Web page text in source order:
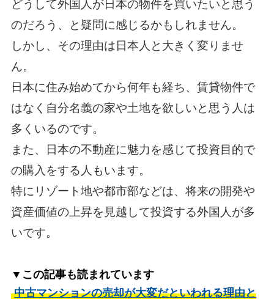
どうして外国人が日本の物件を買いたいと思う
のだろう、と疑問に感じるかもしれません。
しかし、その理由は日本人と大きく変りませ
ん。
日本に住み始めてから何年も経ち、賃貸物件で
はなく自分名義の家や土地を欲しいと思う人は
多くいるのです。
また、日本の不動産に魅力を感じて投資目的で
の購入をする人もいます。
特にリゾート地や都市部などは、将来の開発や
資産価値の上昇を見越して投資する外国人が多
いです。
▼この記事も読まれています
中古マンションの売却が大変だといわれる理由と